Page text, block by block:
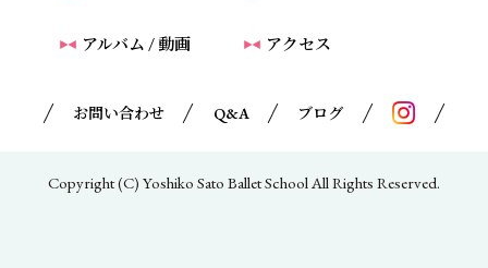
アルバム / 動画 アクセス
お問い合わせ Q&A ブログ
Copyright (C) Yoshiko Sato Ballet School All Rights Reserved.